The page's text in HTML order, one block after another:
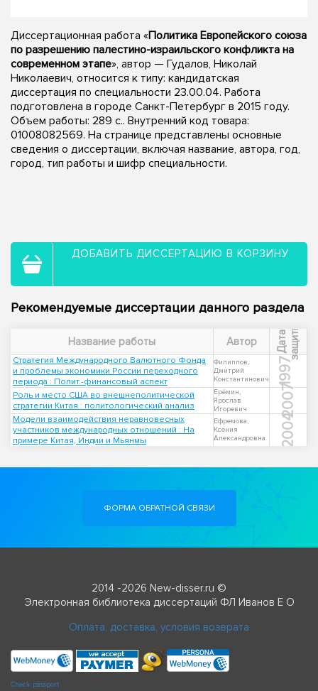
Диссертационная работа «Политика Европейского союза
по разрешению палестино-израильского конфликта на
современном этапе», автор — Гудалов, Николай
Николаевич, относится к типу: кандидатская
диссертация по специальности 23.00.04. Работа
подготовлена в городе Санкт-Петербург в 2015 году.
Объем работы: 289 с.. Внутренний код товара:
01008082569. На странице представлены основные
сведения о диссертации, включая название, автора, год,
город, тип работы и шифр специальности.
ДОБАВИТЬ ДИССЕРТАЦИЮ В КОРЗИНУ
Рекомендуемые диссертации данного раздела
Название работы Автор Д
а
т
а
з
а
щ
и
т ы
Стратегия Международного Валютного Фонда
и проблемы экономики России переходного
периода : Полит.-финансовый аспект
Филиппов,
Дмитрий
Константинович
1997
Роль и место США во внешнеполитической
стратегии Китая : политологический анализ
Ерёмин,
Ярослав
Игоревич
2007
Модели взаимодействия неравновесных
участников международных отношений : На
примере Китая, Индии и Мьянмы
Ефремова,
Ксения
Александровна
2004
ФОРМА ОБРАТНОЙ СВЯЗИ
2014 -2026 New-disser.ru ©
Электронная библиотека диссертаций ФЛ Иванов Е О
Оплата, доставка, условия возврата
Check passport